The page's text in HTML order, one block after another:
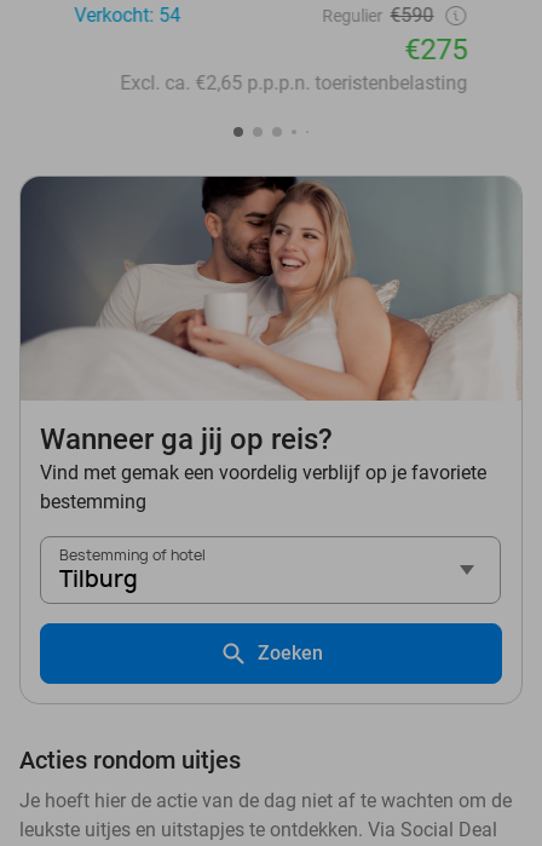
Verkocht: 54
Regulier €590
€275
Excl. ca. €2,65 p.p.p.n. toeristenbelasting
Wanneer ga jij op reis?
Vind met gemak een voordelig verblijf op je favoriete
bestemming
Bestemming of hotel
Tilburg
Zoeken
Acties rondom uitjes
Je hoeft hier de actie van de dag niet af te wachten om de
leukste uitjes en uitstapjes te ontdekken. Via Social Deal